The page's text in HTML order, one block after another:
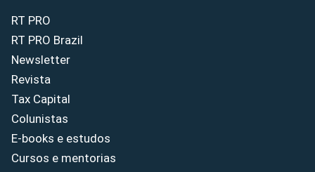
RT PRO
RT PRO Brazil
Newsletter
Revista
Tax Capital
Colunistas
E-books e estudos
Cursos e mentorias